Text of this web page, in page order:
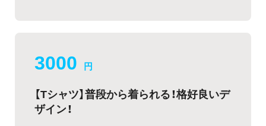
3000 円
【Tシャツ】普段から着られる！格好良いデ
ザイン！